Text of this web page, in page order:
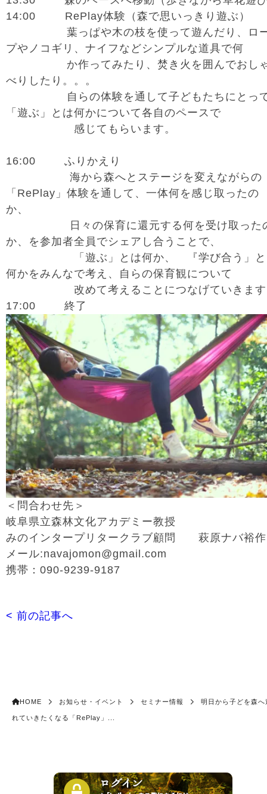
14:00 RePlay体験（森で思いっきり遊ぶ）
葉っぱや木の枝を使って遊んだり、ロ
プやノコギリ、ナイフなどシンプルな道具で何
か作ってみたり、焚き火を囲んでおし
べりしたり。。。
自らの体験を通して子どもたちにとっ
「遊ぶ」とは何かについて各自のペースで
感じてもらいます。
16:00 ふりかえり
海から森へとステージを変えながらの
「RePlay」体験を通して、一体何を感じ取ったの
か、
日々の保育に還元する何を受け取った
か、を参加者全員でシェアし合うことで、
「遊ぶ」とは何か、 『学び合う」と
何かをみんなで考え、自らの保育観について
改めて考えることにつなげていきます
17:00 終了
＜問合わせ先＞
岐阜県立森林文化アカデミー教授
みのインタープリタークラブ顧問 萩原ナバ裕作
メール:navajomon@gmail.com
携帯：090-9239-9187
< 前の記事へ
HOME お知らせ・イベント セミナー情報 明日から子どを森へ
れていきたくなる「RePlay」...